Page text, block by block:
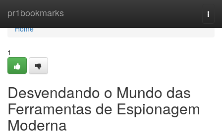
pr1bookmarks
Home
Home
1
Desvendando o Mundo das
Ferramentas de Espionagem
Moderna